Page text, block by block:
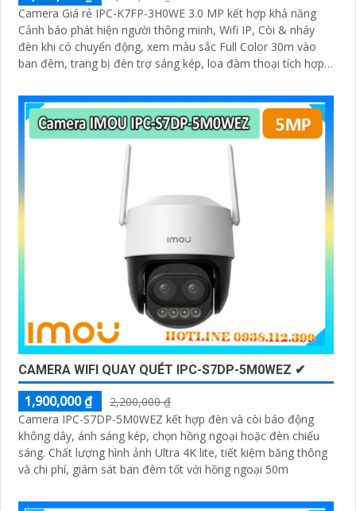
Camera Giá rẻ IPC-K7FP-3H0WE 3.0 MP kết hợp khả năng
Cảnh báo phát hiện người thông minh, Wifi IP, Còi & nháy
đèn khi có chuyển động, xem màu sắc Full Color 30m vào
ban đêm, trang bị đèn trợ sáng kép, loa đàm thoại tích hợp,
CAMERA WIFI QUAY QUÉT IPC-S7DP-5M0WEZ ✔
1,900,000 ₫
2,200,000 ₫
Camera IPC-S7DP-5M0WEZ kết hợp đèn và còi báo động
không dây, ánh sáng kép, chọn hồng ngoại hoặc đèn chiếu
sáng. Chất lượng hình ảnh Ultra 4K lite, tiết kiệm băng thông
và chi phí, giám sát ban đêm tốt với hồng ngoại 50m